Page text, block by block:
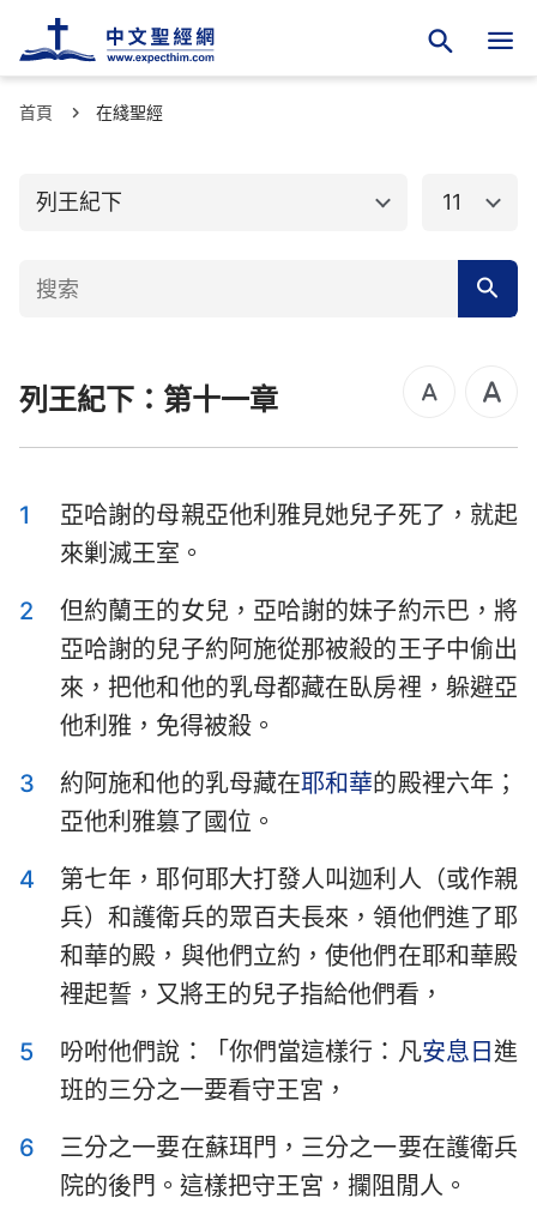
首頁 在綫聖經
列王紀下
舊約聖經
創世記
申命記
撒母耳記上
歷代志上 歷代志下
以斯拉記
以斯帖記 約伯記
詩篇 箴言
傳道書
以賽亞書 耶利米書
耶利米哀歌
但以理書 何西阿書
約珥書 阿摩司書
俄巴底亞書 約拿書
彌迦書 那鴻書
哈巴谷書 西番雅書
哈該書 撒迦利亞書
瑪拉基書
11
列王紀下：第十一章
1
亞哈謝的母親亞他利雅見她兒子死了，就起
來剿滅王室。
2
但約蘭王的女兒，亞哈謝的妹子約示巴，將
亞哈謝的兒子約阿施從那被殺的王子中偷出
來，把他和他的乳母都藏在臥房裡，躲避亞
他利雅，免得被殺。
3
約阿施和他的乳母藏在耶和華的殿裡六年；
亞他利雅篡了國位。
4
第七年，耶何耶大打發人叫迦利人（或作親
兵）和護衛兵的眾百夫長來，領他們進了耶
和華的殿，與他們立約，使他們在耶和華殿
裡起誓，又將王的兒子指給他們看，
5
吩咐他們說：「你們當這樣行：凡安息日進
班的三分之一要看守王宮，
6
三分之一要在蘇珥門，三分之一要在護衛兵
院的後門。這樣把守王宮，攔阻閒人。